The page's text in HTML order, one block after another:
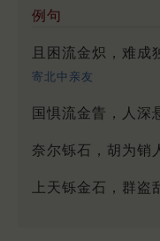
例句
且困流金炽，难成
寄北中亲友
国惧流金眚，人深
奈尔铄石，胡为销
上天铄金石，群盗